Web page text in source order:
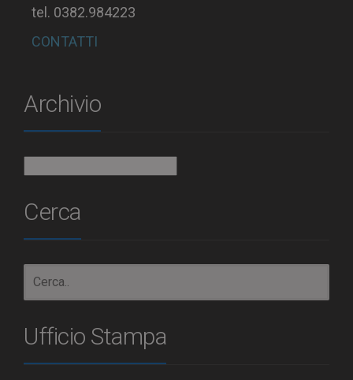
tel. 0382.984223
CONTATTI
Archivio
Cerca
Ufficio Stampa